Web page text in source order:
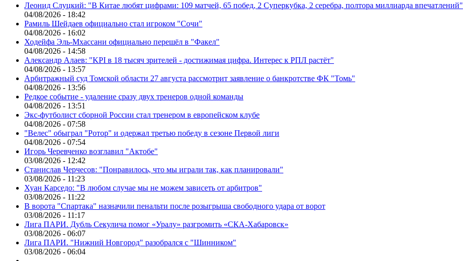
Леонид Слуцкий: "В Китае любят цифрами: 109 матчей, 65 побед, 2 Суперкубка, 2 серебра, полтора миллиарда впечатлений"
04/08/2026 - 18:42
Рамиль Шейдаев официально стал игроком "Сочи"
04/08/2026 - 16:02
Ходейфа Эль-Мхассани официально перешёл в "Факел"
04/08/2026 - 14:58
Александр Алаев: "KPI в 18 тысяч зрителей - достижимая цифра. Интерес к РПЛ растёт"
04/08/2026 - 13:57
Арбитражный суд Томской области 27 августа рассмотрит заявление о банкротстве ФК "Томь"
04/08/2026 - 13:56
Редкое событие - удаление сразу двух тренеров одной команды
04/08/2026 - 13:51
Экс-футболист сборной России стал тренером в европейском клубе
04/08/2026 - 07:58
"Велес" обыграл "Ротор" и одержал третью победу в сезоне Первой лиги
04/08/2026 - 07:54
Игорь Черевченко возглавил "Актобе"
03/08/2026 - 12:42
Станислав Черчесов: "Понравилось, что мы играли так, как планировали"
03/08/2026 - 11:23
Хуан Карседо: "В любом случае мы не можем зависеть от арбитров"
03/08/2026 - 11:22
В ворота "Спартака" назначили пенальти после розыгрыша свободного удара от ворот
03/08/2026 - 11:17
Лига ПАРИ. Дубль Секулича помог «Уралу» разгромить «СКА-Хабаровск»
03/08/2026 - 06:07
Лига ПАРИ. "Нижний Новгород" разобрался с "Шинником"
03/08/2026 - 06:04